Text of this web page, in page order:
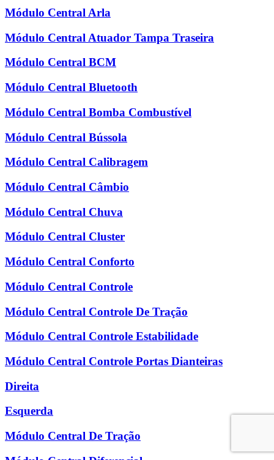
Módulo Central Arla
Módulo Central Atuador Tampa Traseira
Módulo Central BCM
Módulo Central Bluetooth
Módulo Central Bomba Combustível
Módulo Central Bússola
Módulo Central Calibragem
Módulo Central Câmbio
Módulo Central Chuva
Módulo Central Cluster
Módulo Central Conforto
Módulo Central Controle
Módulo Central Controle De Tração
Módulo Central Controle Estabilidade
Módulo Central Controle Portas Dianteiras
Direita
Esquerda
Módulo Central De Tração